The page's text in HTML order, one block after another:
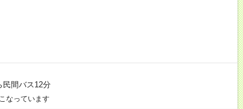
民間バス12分
なっています